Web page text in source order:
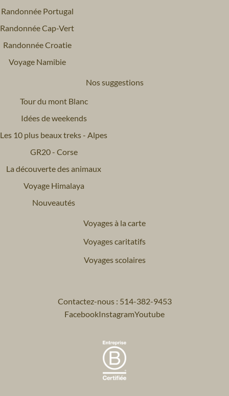
Randonnée Portugal
Randonnée Cap-Vert
Randonnée Croatie
Voyage Namibie
Nos suggestions
Tour du mont Blanc
Idées de weekends
Les 10 plus beaux treks - Alpes
GR20 - Corse
La découverte des animaux
Voyage Himalaya
Nouveautés
Voyages à la carte
Voyages caritatifs
Voyages scolaires
Contactez-nous : 514-382-9453
FacebookInstagramYoutube